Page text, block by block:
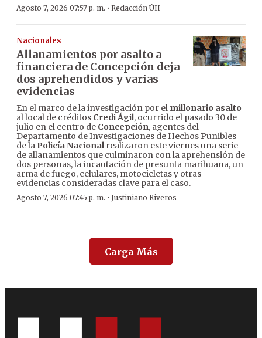
Agosto 7, 2026 07:57 p. m. · Redacción ÚH
Nacionales
Allanamientos por asalto a
financiera de Concepción deja
dos aprehendidos y varias
evidencias
En el marco de la investigación por el millonario asalto
al local de créditos Credi Ágil, ocurrido el pasado 30 de
julio en el centro de Concepción, agentes del
Departamento de Investigaciones de Hechos Punibles
de la Policía Nacionalrealizaron este viernes una serie
de allanamientos que culminaron con la aprehensión de
dos personas, la incautación de presunta marihuana, un
arma de fuego, celulares, motocicletas y otras
evidencias consideradas clave para el caso.
Agosto 7, 2026 07:45 p. m. · Justiniano Riveros
Carga Más